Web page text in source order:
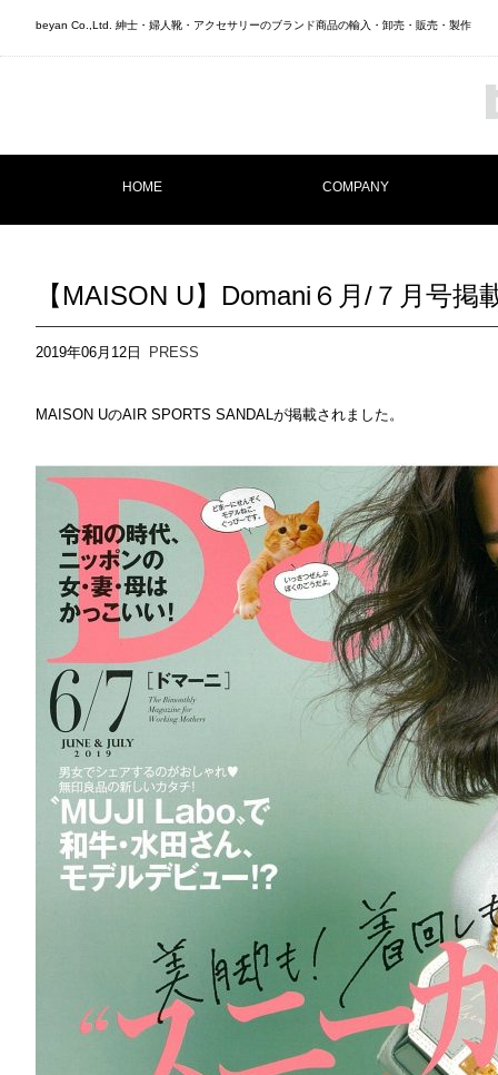
beyan Co.,Ltd. 紳士・婦人靴・アクセサリーのブランド商品の輸入・卸売・販売・製作
HOME COMPANY
【MAISON U】Domani６月/７月号掲
2019年06月12日 PRESS
MAISON UのAIR SPORTS SANDALが掲載されました。